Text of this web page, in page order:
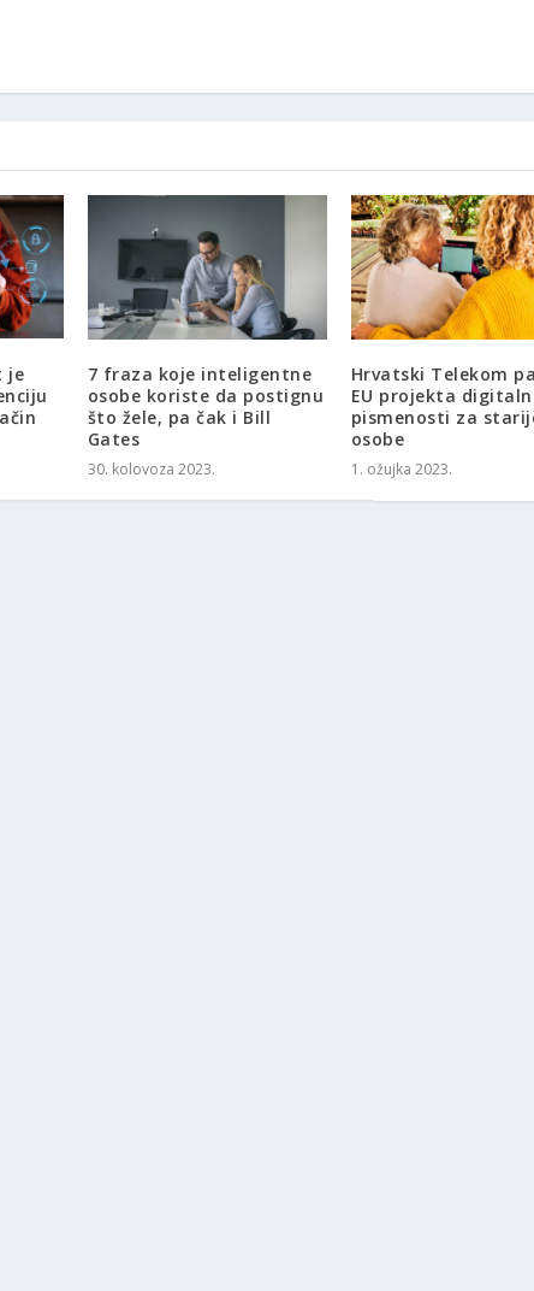
je
7 fraza koje inteligentne
osobe koriste da postignu
što žele, pa čak i Bill
Gates
30. kolovoza 2023.
Hrvatski Telekom
EU projekta
pismenosti za
osobe
1. ožujka 2023.